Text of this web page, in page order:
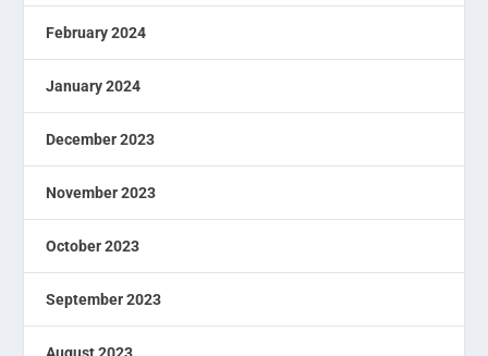
February 2024
January 2024
December 2023
November 2023
October 2023
September 2023